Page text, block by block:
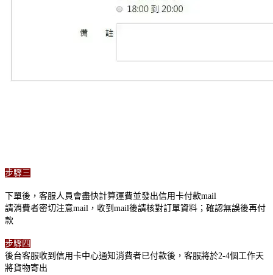
步驟三
下單後，客服人員會盡快計算運費並發出信用卡付款mail
請消費者密切注意mail，收到mail後請核對訂單資料；確認無誤後再付
款
步驟四
後台客服收到信用卡中心通知消費者已付款後，客服將於2-4個工作天
將貨物寄出